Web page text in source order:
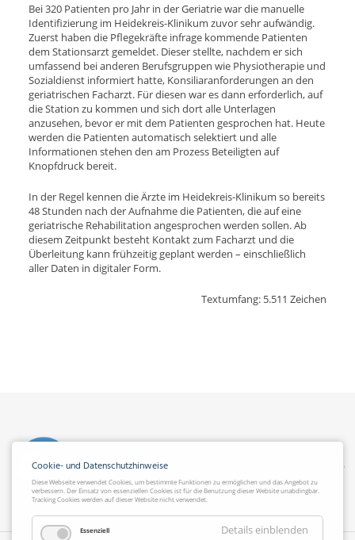
Bei 320 Patienten pro Jahr in der Geriatrie war die manuelle
Identifizierung im Heidekreis-Klinikum zuvor sehr aufwändig.
Zuerst haben die Pflegekräfte infrage kommende Patienten
dem Stationsarzt gemeldet. Dieser stellte, nachdem er sich
umfassend bei anderen Berufsgruppen wie Physiotherapie und
Sozialdienst informiert hatte, Konsiliaranforderungen an den
geriatrischen Facharzt. Für diesen war es dann erforderlich, auf
die Station zu kommen und sich dort alle Unterlagen
anzusehen, bevor er mit dem Patienten gesprochen hat. Heute
werden die Patienten automatisch selektiert und alle
Informationen stehen den am Prozess Beteiligten auf
Knopfdruck bereit.
In der Regel kennen die Ärzte im Heidekreis-Klinikum so bereits
48 Stunden nach der Aufnahme die Patienten, die auf eine
geriatrische Rehabilitation angesprochen werden sollen. Ab
diesem Zeitpunkt besteht Kontakt zum Facharzt und die
Überleitung kann frühzeitig geplant werden – einschließlich
aller Daten in digitaler Form.
Textumfang: 5.511 Zeichen
Cookie- und Datenschutzhinweise
Diese Webseite verwendet Cookies, um bestimmte Funktionen zu ermöglichen und das Angebot zu
verbessern. Der Einsatz von essenziellen Cookies ist für die Benutzung dieser Website unabdingbar.
Tracking Cookies werden auf dieser Website nicht verwendet.
Essenziell Details einblenden